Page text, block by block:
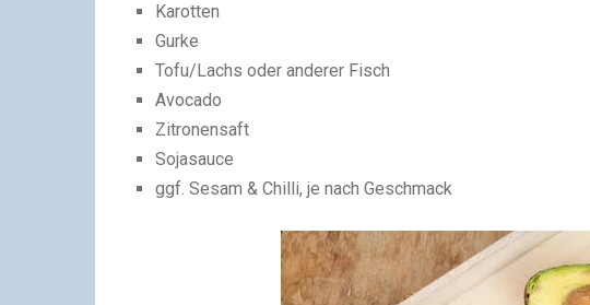
Karotten
Gurke
Tofu/Lachs oder anderer Fisch
Avocado
Zitronensaft
Sojasauce
ggf. Sesam & Chilli, je nach Geschmack